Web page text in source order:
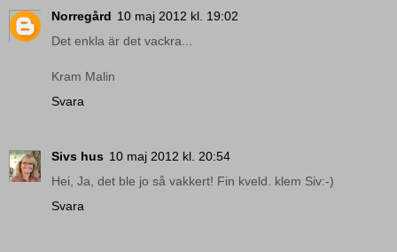
Norregård 10 maj 2012 kl. 19:02
Det enkla är det vackra...
Kram Malin
Svara
Sivs hus 10 maj 2012 kl. 20:54
Hei, Ja, det ble jo så vakkert! Fin kveld. klem Siv:-)
Svara